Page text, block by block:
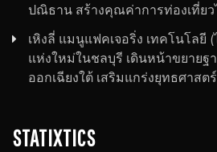
ปณิธาน สร้างคุณค่าการท่องเที่ยว
เหิงลี่ แมนูแฟคเจอริ่ง เทคโนโลยี
แห่งใหม่ในชลบุรี เดินหน้าขยายฐ
ออกเฉียงใต้ เสริมแกร่งยุทธศาสต
STATIXTICS